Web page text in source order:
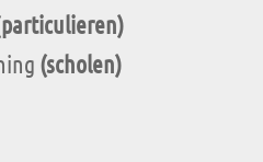
particulieren)
(scholen)